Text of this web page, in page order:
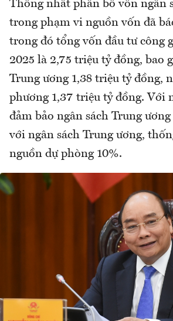
Thống nhất phân bổ vốn ngân
trong phạm vi nguồn vốn đã
trong đó tổng vốn đầu tư công
2025 là 2,75 triệu tỷ đồng, bao
Trung ương 1,38 triệu tỷ đồng,
phương 1,37 triệu tỷ đồng. Với
đảm bảo ngân sách Trung
với ngân sách Trung ương,
nguồn dự phòng 10%.